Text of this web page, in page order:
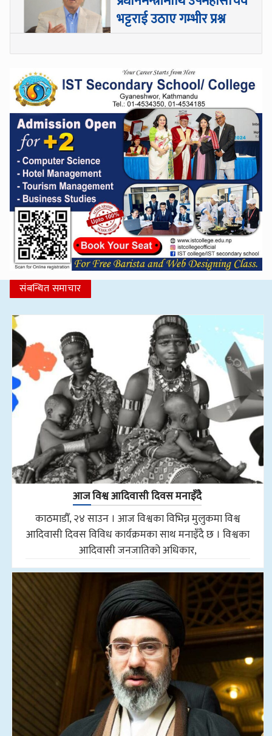
भट्टराई उठाए गम्भीर प्रश्न
संबन्धित समाचार
आज विश्व आदिवासी दिवस मनाइँदै
काठमाडौँ, २४ साउन । आज विश्वका विभिन्न मुलुकमा विश्व
आदिवासी दिवस विविध कार्यक्रमका साथ मनाइँदै छ । विश्वका
आदिवासी जनजातिको अधिकार,